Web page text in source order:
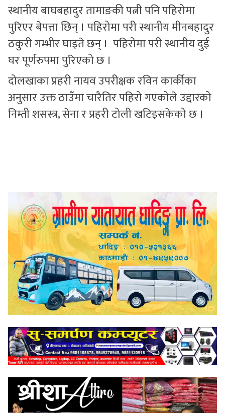
स्थानीय बाघबहादुर तामाङकी पत्नी पनि पहिरोमा
पुरिएर बेपत्ता छिन् । पहिरोमा परी स्थानीय मीनबहादुर
ठकुरी गम्भीर घाइते छन् । पहिरोमा परी स्थानीय दुई
घर पूर्णरुपमा पुरिएको छ ।
दोलखाका प्रहरी नायव उपरीक्षक रविन कार्कीका
अनुसार उक्त ठाउँमा चारैतिर पहिरो गएकोले उद्दारको
निम्ती शसस्त्र, सेना र प्रहरी टोली खटिइसकेको छ ।